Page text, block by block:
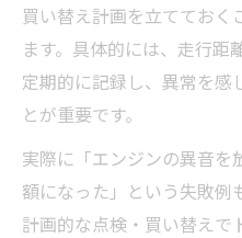
買い替え計画を立てておく
ます。具体的には、走行距
定期的に記録し、異常を感
とが重要です。
実際に「エンジンの異音を
額になった」という失敗例
計画的な点検・買い替えで